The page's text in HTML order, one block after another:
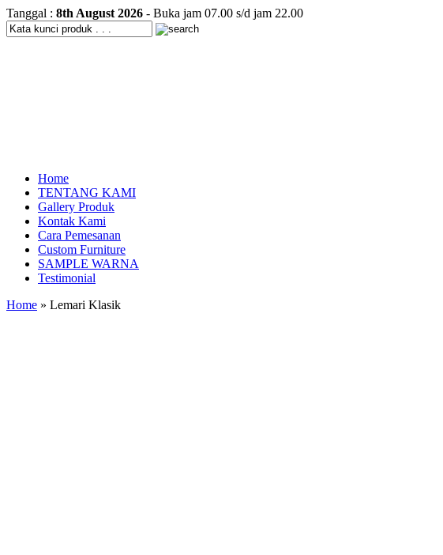
Tanggal : 8th August 2026 - Buka jam 07.00 s/d jam 22.00
Home
TENTANG KAMI
Gallery Produk
Kontak Kami
Cara Pemesanan
Custom Furniture
SAMPLE WARNA
Testimonial
Home » Lemari Klasik